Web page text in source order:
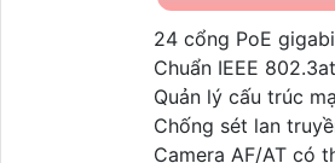
24 cổng PoE
Chuẩn IEEE
Quản lý cấu trúc
Chống sét lan
Camera AF/AT có